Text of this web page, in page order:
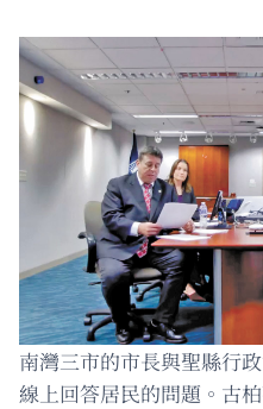
南灣三市的市長與聖縣行
線上回答居民的問題。古